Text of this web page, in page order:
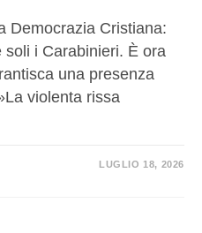
Democrazia Cristiana:
i Carabinieri. È ora
una presenza
violenta rissa
LUGLIO 18, 2026